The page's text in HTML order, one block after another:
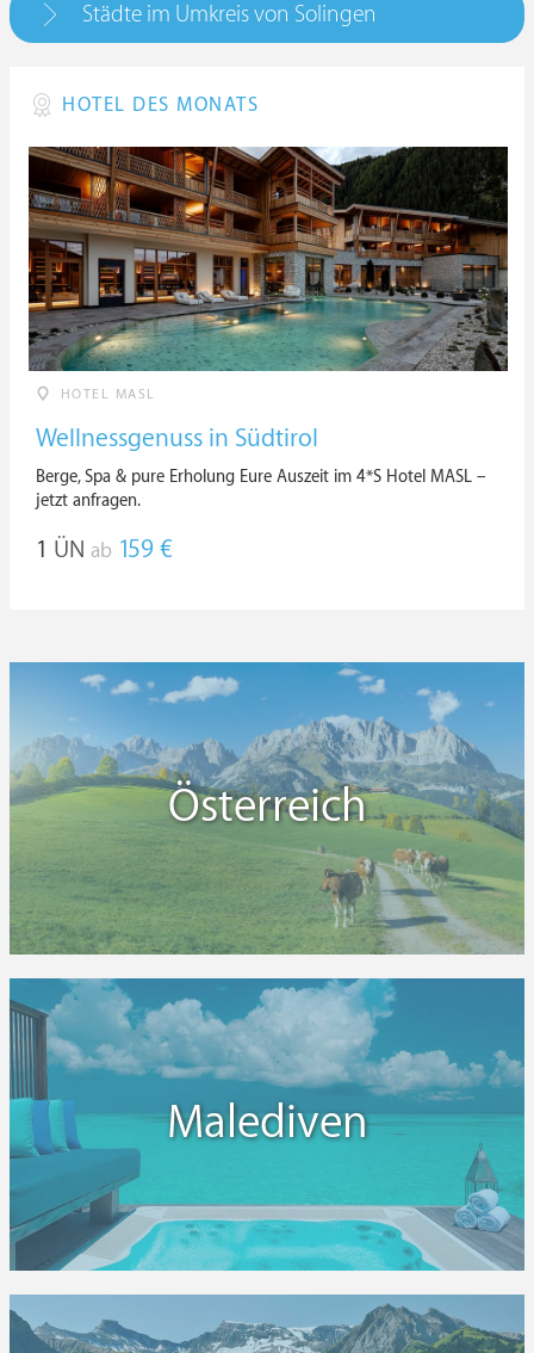
Städte im Umkreis von Solingen
HOTEL DES MONATS
HOTEL MASL
Wellnessgenuss in Südtirol
Berge, Spa & pure Erholung Eure Auszeit im 4*S Hotel MASL –
jetzt anfragen.
1 ÜN ab 159 €
Österreich
Malediven